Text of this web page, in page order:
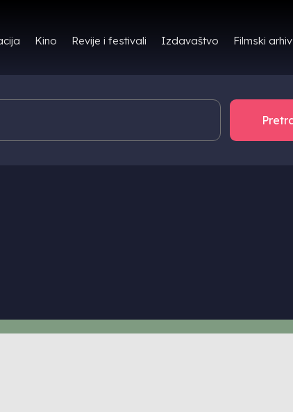
Kino Revije i festivali Izdavaštvo Filmski arhiv